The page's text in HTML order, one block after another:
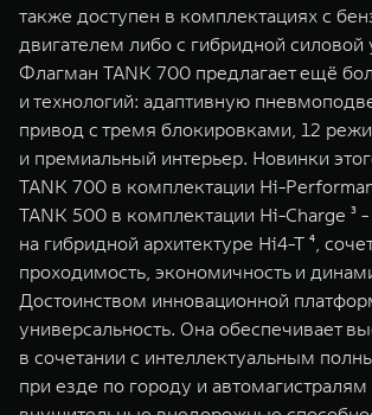
также доступен в комплектациях с
двигателем либо с гибридной силовой
Флагман TANK 700 предлагает ещё
и технологий: адаптивную
привод с тремя блокировками, 12
и премиальный интерьер. Новинки
TANK 700 в комплектации Hi-
TANK 500 в комплектации Hi-Charge ³
на гибридной архитектуре Hi4-T ⁴,
проходимость, экономичность и
Достоинством инновационной
универсальность. Она обеспечивает
в сочетании с интеллектуальным
при езде по городу и автомагистралям